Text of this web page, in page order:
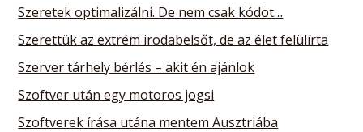
Szeretek optimalizálni. De nem csak kódot…
Szerettük az extrém irodabelsőt, de az élet felülírta
Szerver tárhely bérlés – akit én ajánlok
Szoftver után egy motoros jogsi
Szoftverek írása utána mentem Ausztriába